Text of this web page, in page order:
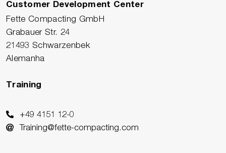
Customer Development Center
Fette Compacting GmbH
Grabauer Str. 24
21493 Schwarzenbek
Alemanha
Training
+49 4151 12-0
Training@fette-compacting.com